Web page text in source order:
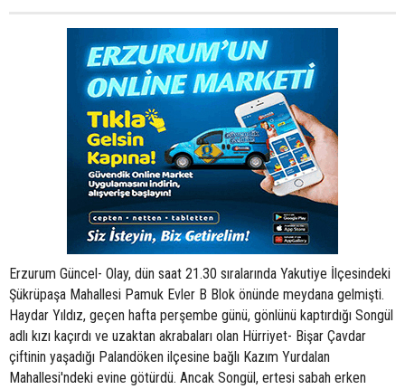
Erzurum Güncel- Olay, dün saat 21.30 sıralarında Yakutiye İlçesindeki
Şükrüpaşa Mahallesi Pamuk Evler B Blok önünde meydana gelmişti.
Haydar Yıldız, geçen hafta perşembe günü, gönlünü kaptırdığı Songül
adlı kızı kaçırdı ve uzaktan akrabaları olan Hürriyet- Bişar Çavdar
çiftinin yaşadığı Palandöken ilçesine bağlı Kazım Yurdalan
Mahallesi'ndeki evine götürdü. Ancak Songül, ertesi sabah erken